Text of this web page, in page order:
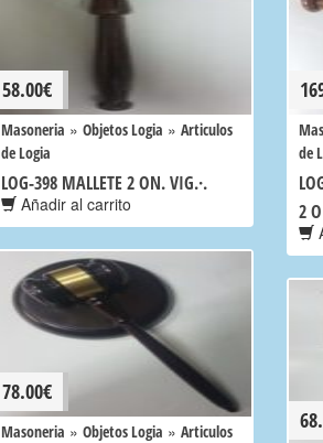
58.00€
Masoneria » Objetos Logia » Articulos
de Logia
LOG-398 MALLETE 2 ON. VIG.·.
Añadir al carrito
de
2
78.00€
Masoneria » Objetos Logia » Articulos